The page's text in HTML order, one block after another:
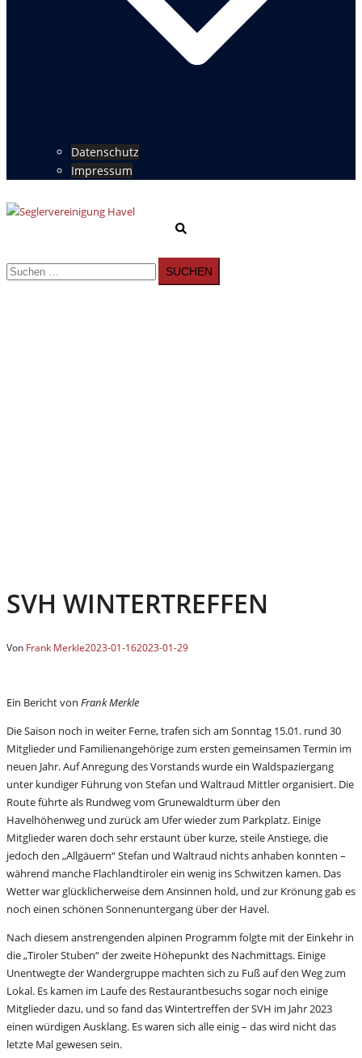
Datenschutz
Impressum
umschalten
Suchen
nach:
SVH WINTERTREFFEN
Von Frank Merkle2023-01-162023-01-29
Ein Bericht von Frank Merkle
Die Saison noch in weiter Ferne, trafen sich am Sonntag 15.01. rund 30
Mitglieder und Familienangehörige zum ersten gemeinsamen Termin im
neuen Jahr.Auf Anregung des Vorstands wurde ein Waldspaziergang
unter kundiger Führung von Stefan und Waltraud Mittler organisiert. Die
Route führte als Rundweg vom Grunewaldturm über den
Havelhöhenweg und zurück am Ufer wieder zum Parkplatz. Einige
Mitglieder waren doch sehr erstaunt über kurze, steile Anstiege, die
jedoch den „Allgäuern“ Stefan und Waltraud nichts anhaben konnten –
während manche Flachlandtiroler ein wenig ins Schwitzen kamen. Das
Wetter war glücklicherweise dem Ansinnen hold, und zur Krönung gab es
noch einen schönen Sonnenuntergang über der Havel.
Nach diesem anstrengenden alpinen Programm folgte mit der Einkehr in
die „Tiroler Stuben“ der zweite Höhepunkt des Nachmittags. Einige
Unentwegte der Wandergruppe machten sich zu Fuß auf den Weg zum
Lokal. Es kamen im Laufe des Restaurantbesuchs sogar noch einige
Mitglieder dazu, und so fand das Wintertreffen der SVH im Jahr 2023
einen würdigen Ausklang. Es waren sich alle einig – das wird nicht das
letzte Mal gewesen sein.